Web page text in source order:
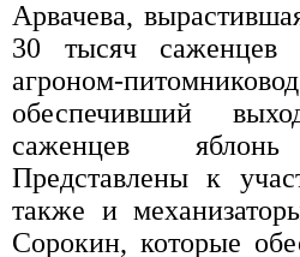
Арвачева,
30 тысяч саженцев
агроном-
обеспечивший
саженцев
Представлены к
также и
Сорокин, которые